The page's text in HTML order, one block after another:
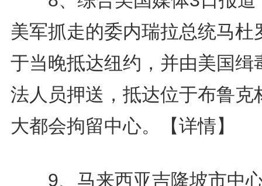
美军抓走的委内瑞拉总统马杜
于当晚抵达纽约，并由美国缉
法人员押送，抵达位于布鲁克
大都会拘留中心。
【详情】
9、马来西亚吉隆坡市中